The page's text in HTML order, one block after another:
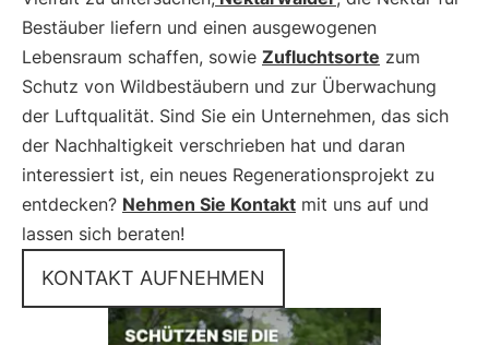
Bestäuber liefern und einen ausgewogenen
Lebensraum schaffen, sowie Zufluchtsorte zum
Schutz von Wildbestäubern und zur Überwachung
der Luftqualität. Sind Sie ein Unternehmen, das sich
der Nachhaltigkeit verschrieben hat und daran
interessiert ist, ein neues Regenerationsprojekt zu
entdecken? Nehmen Sie Kontakt mit uns auf und
lassen sich beraten!
KONTAKT AUFNEHMEN